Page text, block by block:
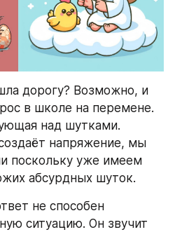
дорогу? Возможно, и
в школе на перемене.
над шутками.
напряжение, мы
поскольку уже имеем
абсурдных шуток.
не способен
ситуацию. Он звучит